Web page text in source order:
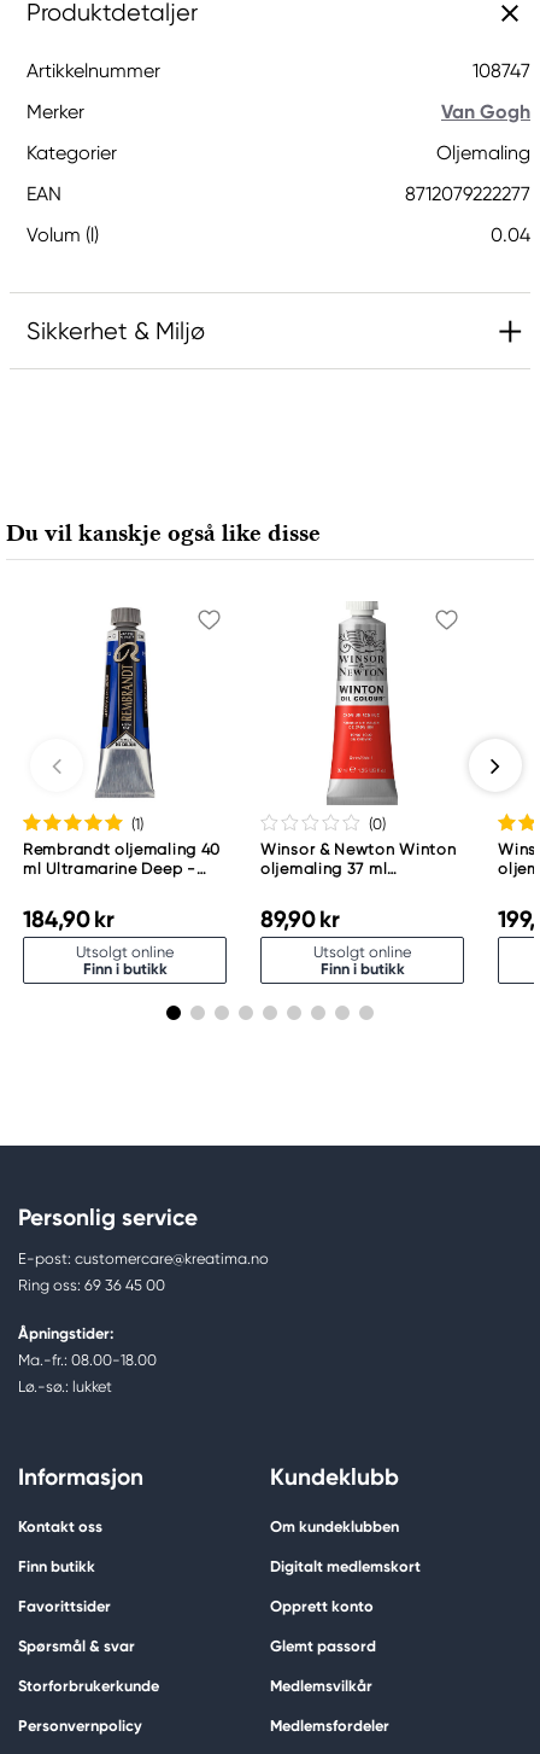
Produktdetaljer
Artikkelnummer
108747
Merker
Van Gogh
Kategorier
Oljemaling
EAN
8712079222277
Volum (l)
0.04
Sikkerhet & Miljø
7311 PD Apeldoorn, Netherlands
info@royaltalens.com
Du vil kanskje også like disse
(1)
Rembrandt oljemaling 40
ml Ultramarine Deep -
184,90 kr
Utsolgt online
Finn i butikk
(0)
Winsor & Newton Winton
oljemaling 37 ml
89,90 kr
Utsolgt online
Finn i butikk
Personlig service
E-post: customercare@kreatima.no
Ring oss: 69 36 45 00
Åpningstider:
Ma.-fr.: 08.00-18.00
Lø.-sø.: lukket
Informasjon
Kontakt oss
Finn butikk
Favorittsider
Spørsmål & svar
Storforbrukerkunde
Personvernpolicy
Kundeklubb
Om kundeklubben
Digitalt medlemskort
Opprett konto
Glemt passord
Medlemsvilkår
Medlemsfordeler